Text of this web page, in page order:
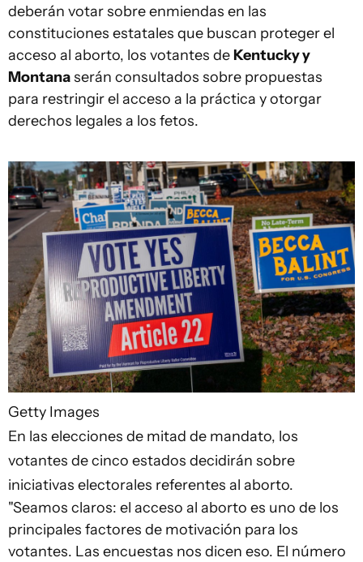
deberán votar sobre enmiendas en las
constituciones estatales que buscan proteger el
acceso al aborto, los votantes de Kentucky y
Montanaserán consultados sobre propuestas
para restringir el acceso a la práctica y otorgar
derechos legales a los fetos.
Getty Images
En las elecciones de mitad de mandato, los
votantes de cinco estados decidirán sobre
iniciativas electorales referentes al aborto.
"Seamos claros: el acceso al aborto es uno de los
principales factores de motivación para los
votantes. Las encuestas nos dicen eso. El número